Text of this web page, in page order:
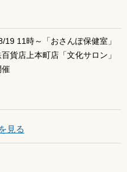
19 11時～「おさんぽ保健室」
百貨店上本町店「文化サロン」
催
見る